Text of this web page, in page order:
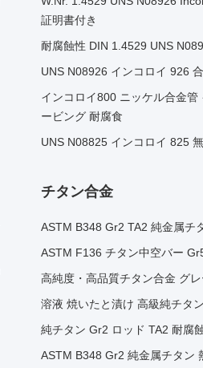
証明書付き
耐腐蝕性 DIN 1.4529 UNS
UNS N08926 インコロイ 926
インコロイ800 ニッケル合金
ービング 耐腐食
UNS N08825 インコロイ 825
チタン合金
ASTM B348 Gr2 TA2 純金属チ
ASTM F136 チタン中空バー
高純度・高品質チタン合金 グ
溶液 焼いたと漬け 高級純チタ
純チタン Gr2 ロッド TA2 耐腐
ASTM B348 Gr2 純金属チタン